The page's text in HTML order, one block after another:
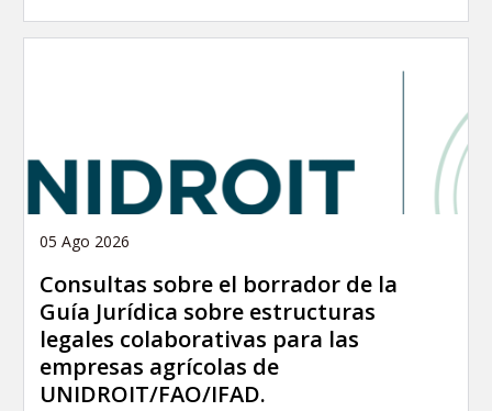
05 Ago 2026
Consultas sobre el borrador de la
Guía Jurídica sobre estructuras
legales colaborativas para las
empresas agrícolas de
UNIDROIT/FAO/IFAD.